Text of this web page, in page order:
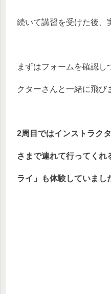
続いて講習を受けた後、
まずはフォームを確認し
クターさんと一緒に飛び
2周目ではインストラク
さまで連れて行ってくれ
ライ」も体験していまし